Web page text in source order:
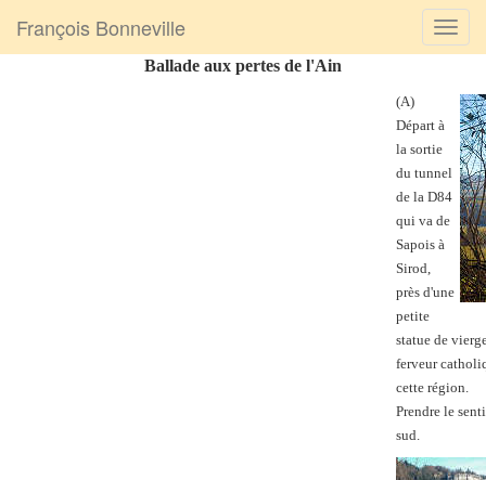
François Bonneville
Ballade aux pertes de l'Ain
(A)
Départ à
la sortie
du tunnel
de la D84
qui va de
Sapois à
Sirod,
près d'une
petite
statue de
ferveur
cette région.
Prendre le
sud.